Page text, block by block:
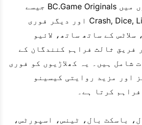
جوئے بازی کے اڈوں میں BC.Game Originals جیسے
Crash, Dice, Limbo, Mines, Plinko اور دیگر فوری
کے ساتھ ساتھ، لائیو
فریق ثالث فراہم کنندگان کے
شامل ہیں۔ یہ کھلاڑیوں کو فوری
اور مزید روایتی کیسینو
کرتا ہے۔
باسکٹ بال، ٹینس، اسپورٹس،